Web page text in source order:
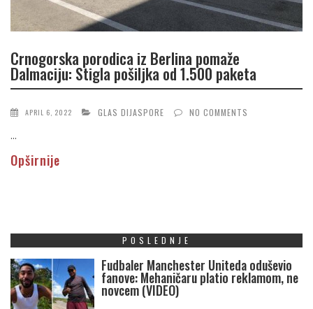
Crnogorska porodica iz Berlina pomaže
Dalmaciju: Stigla pošiljka od 1.500 paketa
APRIL 6, 2022 GLAS DIJASPORE NO COMMENTS
...
Opširnije
POSLEDNJE
Fudbaler Manchester Uniteda oduševio
fanove: Mehaničaru platio reklamom, ne
novcem (VIDEO)